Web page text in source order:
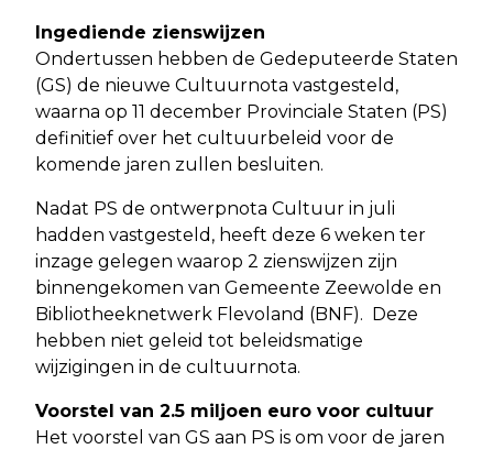
Ingediende zienswijzen
Ondertussen hebben de Gedeputeerde Staten
(GS) de nieuwe Cultuurnota vastgesteld,
waarna op 11 december Provinciale Staten (PS)
definitief over het cultuurbeleid voor de
komende jaren zullen besluiten.
Nadat PS de ontwerpnota Cultuur in juli
hadden vastgesteld, heeft deze 6 weken ter
inzage gelegen waarop 2 zienswijzen zijn
binnengekomen van Gemeente Zeewolde en
Bibliotheeknetwerk Flevoland (BNF). Deze
hebben niet geleid tot beleidsmatige
wijzigingen in de cultuurnota.
Voorstel van 2.5 miljoen euro voor cultuur
Het voorstel van GS aan PS is om voor de jaren